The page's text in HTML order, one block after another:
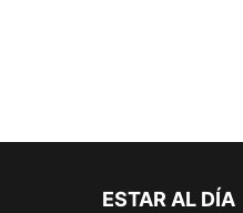
ESTAR AL DÍA